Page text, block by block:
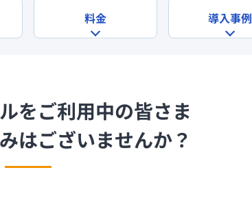
料金 導入事例
をご利用中の皆さま
はございませんか？